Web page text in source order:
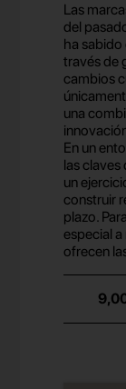
Las
del
ha sabido
través de
cambios
una
En un
las claves
un
construir
plazo.
especial
ofrecen